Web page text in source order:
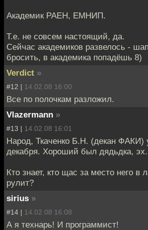
Академик РАЕН, ЕМНИП.
Т.е. не совсем настоящий, да.
Сейчас академиков развелось -
бросить, в академика попадёшь 8)
Verdict »
#12 | 14.02.08 16:00
Все по полочкам разложил.
Vlazermann »
#13 | 14.02.08 16:01
Народ, Ткаченко Б.Н. (декан ФАКИ)
декабря. Хороший был дядьдка, эх.
Кто знает, кто щас за место него в
рулит?
sirius »
#14 | 14.02.08 16:08
А я технарь! И программист!